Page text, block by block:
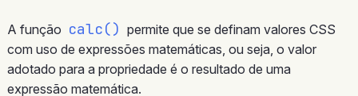
A função calc() permite que se definam valores CSS
com uso de expressões matemáticas, ou seja, o valor
adotado para a propriedade é o resultado de uma
expressão matemática.